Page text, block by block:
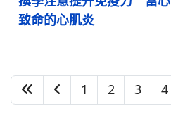
致命的心肌炎
1 2 3 4